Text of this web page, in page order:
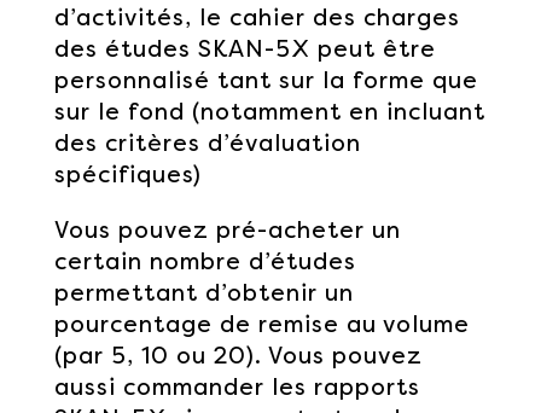
d’activités, le cahier des charges
des études SKAN-5X peut être
personnalisé tant sur la forme que
sur le fond (notamment en incluant
des critères d’évaluation
spécifiques)
Vous pouvez pré-acheter un
certain nombre d’études
permettant d’obtenir un
pourcentage de remise au volume
(par 5, 10 ou 20). Vous pouvez
aussi commander les rapports